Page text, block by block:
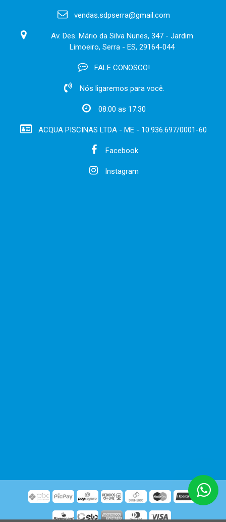
vendas.sdpserra@gmail.com
Av. Des. Mário da Silva Nunes, 347 - Jardim
Limoeiro, Serra - ES, 29164-044
FALE CONOSCO!
Nós ligaremos para você.
08:00 as 17:30
ACQUA PISCINAS LTDA - ME - 10.936.697/0001-60
Facebook
Instagram